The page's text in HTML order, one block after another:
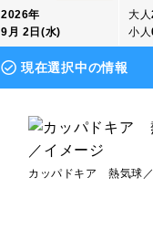
2026年
9月 2日(水)
大人
小人
現在選択中の情報
カッパドキア 熱気球